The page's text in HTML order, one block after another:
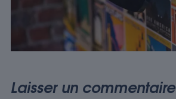
Laisser un commentaire